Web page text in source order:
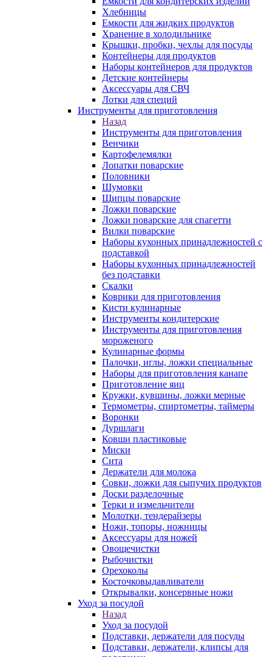
Хлебницы
Емкости для жидких продуктов
Хранение в холодильнике
Крышки, пробки, чехлы для посуды
Контейнеры для продуктов
Наборы контейнеров для продуктов
Детские контейнеры
Аксессуары для СВЧ
Лотки для специй
Инструменты для приготовления
Назад
Инструменты для приготовления
Венчики
Картофелемялки
Лопатки поварские
Половники
Шумовки
Щипцы поварские
Ложки поварские
Ложки поварские для спагетти
Вилки поварские
Наборы кухонных принадлежностей с
подставкой
Наборы кухонных принадлежностей
без подставки
Скалки
Коврики для приготовления
Кисти кулинарные
Инструменты кондитерские
Инструменты для приготовления
мороженого
Кулинарные формы
Палочки, иглы, ложки специальные
Наборы для приготовления канапе
Приготовление яиц
Кружки, кувшины, ложки мерные
Термометры, спиртометры, таймеры
Воронки
Дуршлаги
Ковши пластиковые
Миски
Сита
Держатели для молока
Совки, ложки для сыпучих продуктов
Доски разделочные
Терки и измельчители
Молотки, тендерайзеры
Ножи, топоры, ножницы
Аксессуары для ножей
Овощечистки
Рыбочистки
Орехоколы
Косточковыдавливатели
Открывалки, консервные ножи
Уход за посудой
Назад
Уход за посудой
Подставки, держатели для посуды
Подставки, держатели, клипсы для